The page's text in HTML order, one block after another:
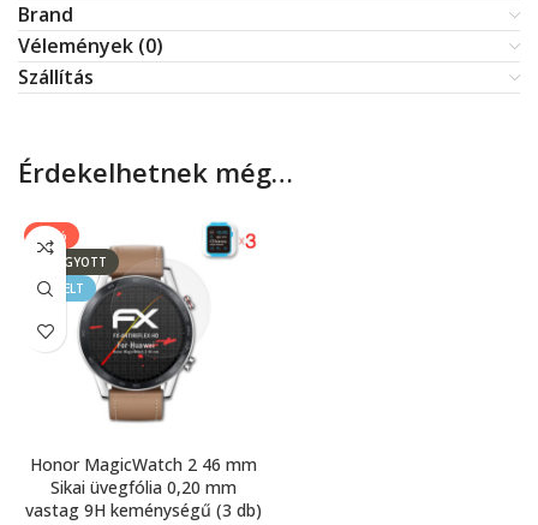
Brand
Vélemények (0)
Szállítás
Érdekelhetnek még…
-17%
ELFOGYOTT
KIEMELT
Honor MagicWatch 2 46 mm
Sikai üvegfólia 0,20 mm
vastag 9H keménységű (3 db)